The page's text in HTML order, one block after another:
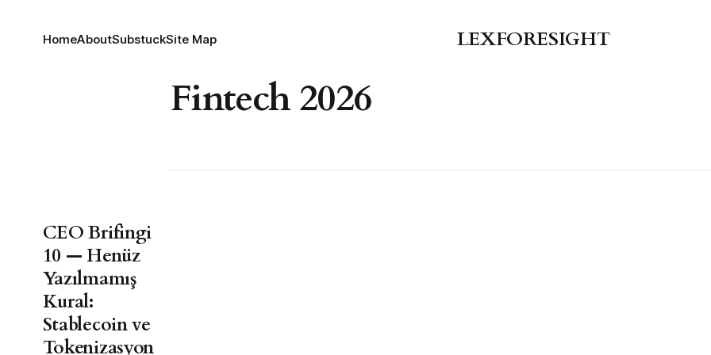
LEXFORESIGHT
HomeAboutSubstuckSite Map
Fintech 2026
CEO Brifingi
10 — Henüz
Yazılmamış
Kural:
Stablecoin ve
Tokenizasyon